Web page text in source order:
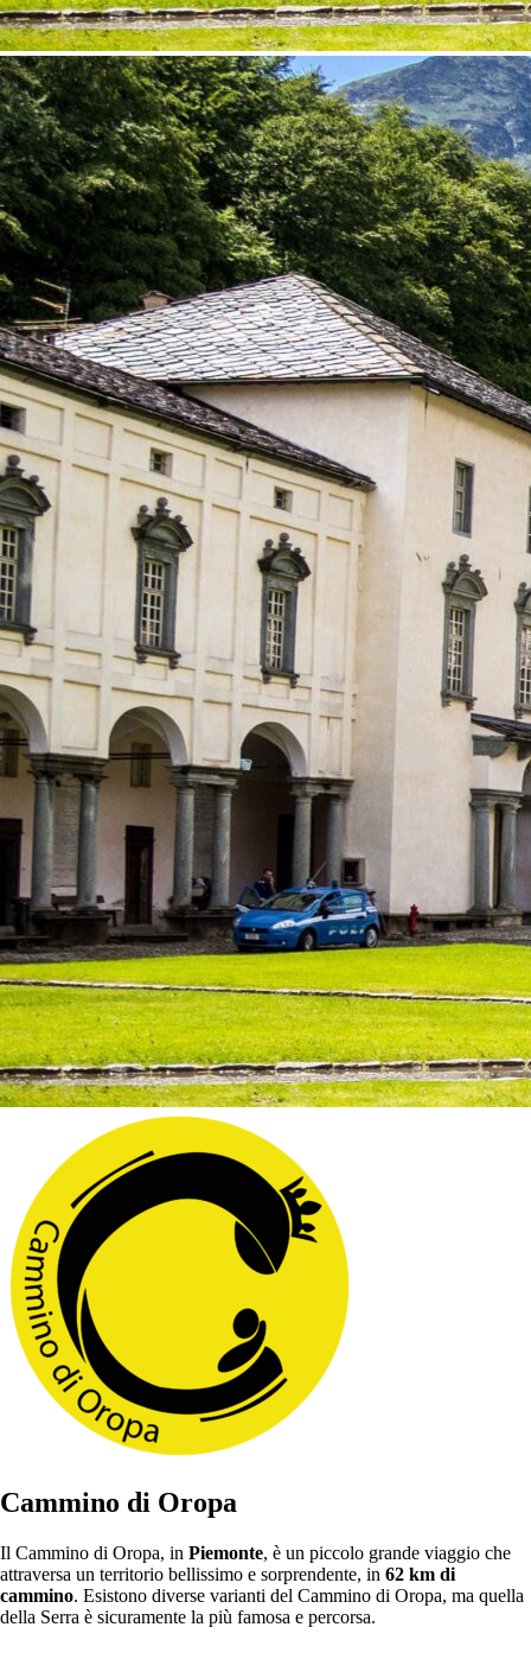
Cammino di Oropa
Il Cammino di Oropa, in Piemonte, è un piccolo grande viaggio che
attraversa un territorio bellissimo e sorprendente, in 62 km di
cammino. Esistono diverse varianti del Cammino di Oropa, ma quella
della Serra è sicuramente la più famosa e percorsa.